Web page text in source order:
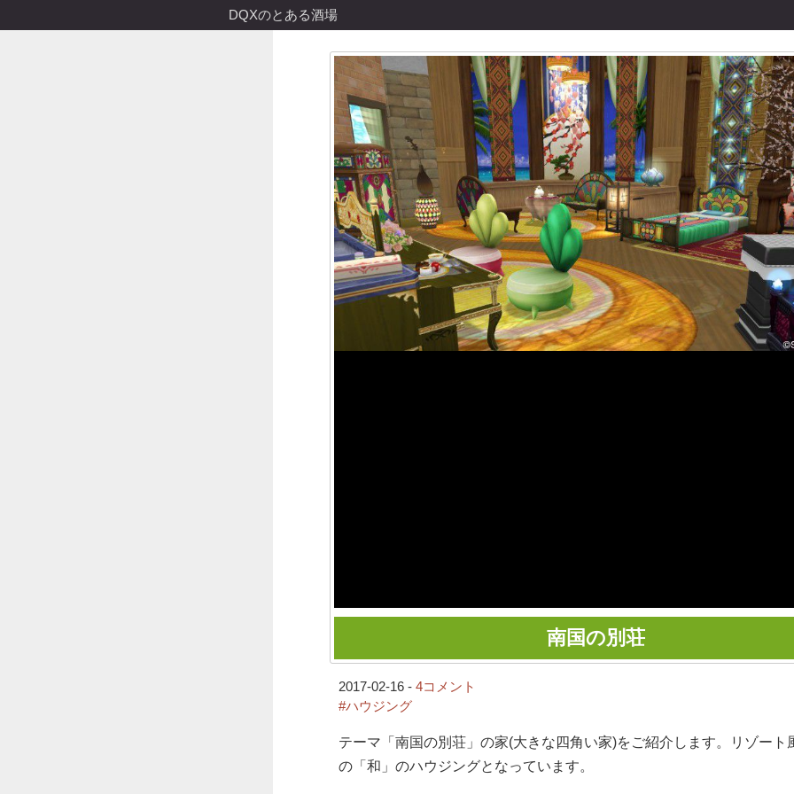
DQXのとある酒場
南国の別荘
2017-02-16 - 4コメント
#ハウジング
テーマ「南国の別荘」の家(大きな四角い家)をご紹介します。リゾート
の「和」のハウジングとなっています。